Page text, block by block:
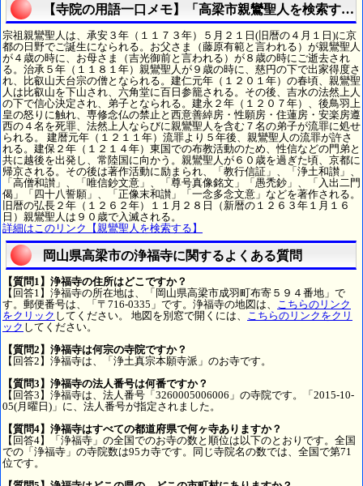
【寺院の用語一口メモ】「高梁市親鸞聖人を検索する
宗祖親鸞聖人は、承安３年（１１７３年）５月２１日(旧暦の４月１日)に京
都の日野でご誕生になられる。お父さま（藤原有範と言われる）が親鸞聖人
が４歳の時に、お母さま（吉光御前と言われる）が８歳の時にご逝去され
る。治承５年（１１８１年）親鸞聖人が９歳の時に、慈円の下で出家得度さ
れ、比叡山天台宗の僧となられる。建仁元年（１２０１年）の春頃、親鸞聖
人は比叡山を下山され、六角堂に百日参籠される。その後、吉水の法然上人
の下で信心決定され、弟子となられる。建永２年（１２０７年）、後鳥羽上
皇の怒りに触れ、専修念仏の禁止と西意善綽房・性願房・住蓮房・安楽房遵
西の４名を死罪、法然上人ならびに親鸞聖人を含む７名の弟子が流罪に処せ
られる。 建暦元年（１２１１年）流罪より５年後、親鸞聖人の流罪が許さ
れる。建保２年（１２１４年）東国での布教活動のため、性信などの門弟と
共に越後を出発し、常陸国に向かう。親鸞聖人が６０歳を過ぎた頃、京都に
帰京される。その後は著作活動に励まられ、「教行信証」、「浄土和讃」、
「高僧和讃」、「唯信鈔文意」、「尊号真像銘文」「愚禿鈔」、「入出二門
偈」「四十八誓願」、「正像末和讃」「一念多念文意」などを著作される。
旧暦の弘長２年（１２６２年）１１月２８日（新暦の１２６３年１月１６
日）親鸞聖人は９０歳で入滅される。
詳細はこのリンク【親鸞聖人を検索する】
岡山県高梁市の浄福寺に関するよくある質問
【質問1】浄福寺の住所はどこですか？
【回答1】浄福寺の所在地は、「岡山県高梁市成羽町布寄５９４番地」で
す。郵便番号は、「〒716-0335」です。浄福寺の地図は、 こちらのリンク
をクリック してください。 地図を別窓で開くには、 こちらのリンクをクリ
ック してください。
【質問2】浄福寺は何宗の寺院ですか？
【回答2】浄福寺は、「浄土真宗本願寺派」のお寺です。
【質問3】浄福寺の法人番号は何番ですか？
【回答3】浄福寺は、法人番号「3260005006006」の寺院です。「2015-10-
05(月曜日)」に、法人番号が指定されました。
【質問4】浄福寺はすべての都道府県で何ヶ寺ありますか？
【回答4】「浄福寺」の全国でのお寺の数と順位は以下のとおりです。全国
での「浄福寺」の寺院数は95カ寺です。同じ寺院名の数では、全国で第71
位です。